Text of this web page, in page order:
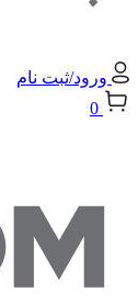
ورود/ثبت نام
0